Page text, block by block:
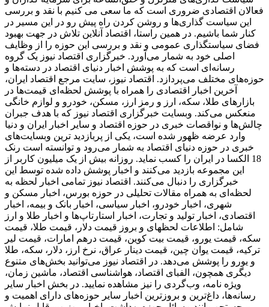
فعالان اقتصادی ضروری است که ما سعی می کنیم با نقد و بررسی
این سیاست گذاری‌ها و روشن کردن راه پیش رو در این مسیر در
کنار شما باشیم. در همین راستا، اقتصاد آنلاین تلاش در جهت بهبود
فضای سیاستگذاری عمومی و نقد و بررسی این حوزه را از وظایف
اصلی خود به شمار می‌آورد. خبرگزاری اقتصاد نیوز یک گروه
رسانه‌ای است که به پوشش اخبار دنیای اقتصاد در دسته‌ها و
حوزه‌های مختلف می‌پردازد. اقتصاد نیوز، سایت مرجع اقتصاد ایران،
آخرین اخبار اقتصادی را همراه با پوشش لحظه‌ای قیمت‌ها در
بازارهای طلا، سکه، ارز و رمز ارز، مسکن، خودرو و لوازم خانگی
منعکس می‌کند. وبسایت خبرگزاری اقتصاد نیوز که با هدف جبران
چالش‌ها و نواقصات خبری در حوزه اقتصاد و سایر اخبار ایران و دنیا
وارد عرضه ظهور شده است، یکی از پربازدید ترین وبسایت‌های
خبری در حوزه دنیای اقتصاد به شمار می‌رود و توانسته است رنک
18 الکسا در ایران را کسب نماید. روزانه بیش از یک میلیون کاربر از
این مجموعه بازدید می‌کنند و اخبار پوشش داده شده توسط این
خبرگزاری را دنبال می‌کنند. اقتصاد نیوز تمامی اخبار لحظه به
لحظه‌ای به همراه مقالات تحلیلی در حوزه بورس، اخبار مسکن و
شهری، اخبار خودرو، اخبار سیاسی، اخبار بانک و بیمه، اخبار
اقتصادی، اخبار تولید و تجارت، اخبار استارتاپ‌ها و اخبار طلا و ارز
شامل: اطلاعات لحظهای و بروز قیمت دلار، قیمت طلا، قیمت
سکه، قیمت یورو، قیمت بیت کوین، قیمت درهم امارات، قیمت لیر
ترکیه، قیمت یوان چین، قیمت دینار عراق، نرخ ارز، دلار، سکه، طلا
و یورو را پوشش می‌دهد. در اقتصاد نیوز می‌توانید بخش‌های متنوع
دیگری همچون، الفبای اقتصاد، هواشناسی اقتصاد، ماشین زمان،
ویژه نامه، وب‌گردی را نیز مشاهده نمایید. در بخش اخبار سایر
رسانه‌ها، داغ‌ترین و بروزترین اخبار سایر حوزه‌های دارای اهمیت و